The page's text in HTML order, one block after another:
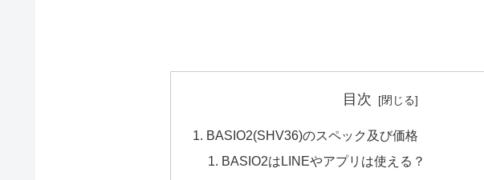
目次
BASIO2(SHV36)のスペック及び価格
BASIO2はLINEやアプリは使える？